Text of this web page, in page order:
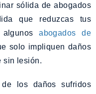
sólida de abogados
que reduzcas tus
algunosabogados de
solo impliquen daños
sin lesión.
los daños sufridos